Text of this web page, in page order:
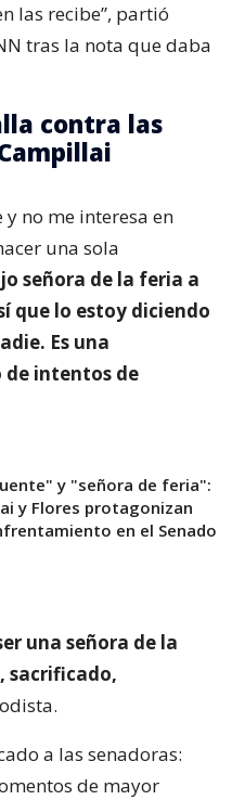
las recibe”, partió
tras la nota que daba
contra las
no me interesa en
una sola
señora de la feria a
que lo estoy diciendo
Es una
de intentos de
y "señora de feria":
y Flores protagonizan
en el Senado
una señora de la
sacrificado,
a las senadoras:
de mayor